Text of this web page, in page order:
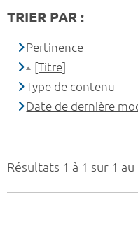
Résultats 1 à 1 sur 1
TRIER PAR :
Pertinence
[Titre]
Type de contenu
Date de dernière